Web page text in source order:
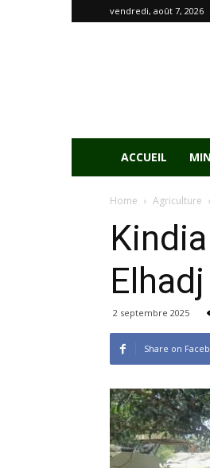
vendredi, août 7, 2026
ACCUEIL
Home Agriculture
2 septembre 2025
Share on